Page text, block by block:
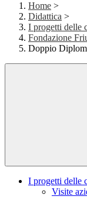
Home >
Didattica >
I progetti delle
Fondazione
Doppio
I progetti delle
Visite